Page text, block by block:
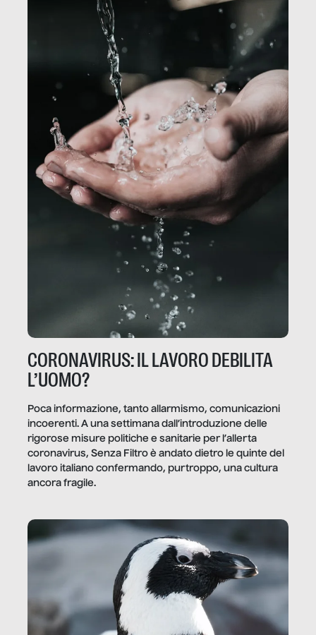
CORONAVIRUS: IL LAVORO DEBILITA
L’UOMO?
Poca informazione, tanto allarmismo, comunicazioni
incoerenti. A una settimana dall’introduzione delle
rigorose misure politiche e sanitarie per l’allerta
coronavirus, Senza Filtro è andato dietro le quinte del
lavoro italiano confermando, purtroppo, una cultura
ancora fragile.